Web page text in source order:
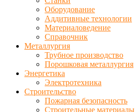
Оборудование
Аддитивные технологии
Материаловедение
Справочник
Металлургия
Трубное производство
Порошковая металлургия
Энергетика
Электротехника
Строительство
Пожарная безопасность
Строительные материалы